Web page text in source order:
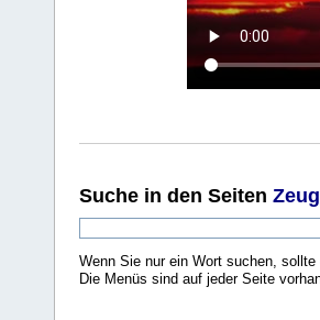
Suche in den Seiten
Wenn Sie nur ein Wort suchen,
Die Menüs sind auf jeder Seite